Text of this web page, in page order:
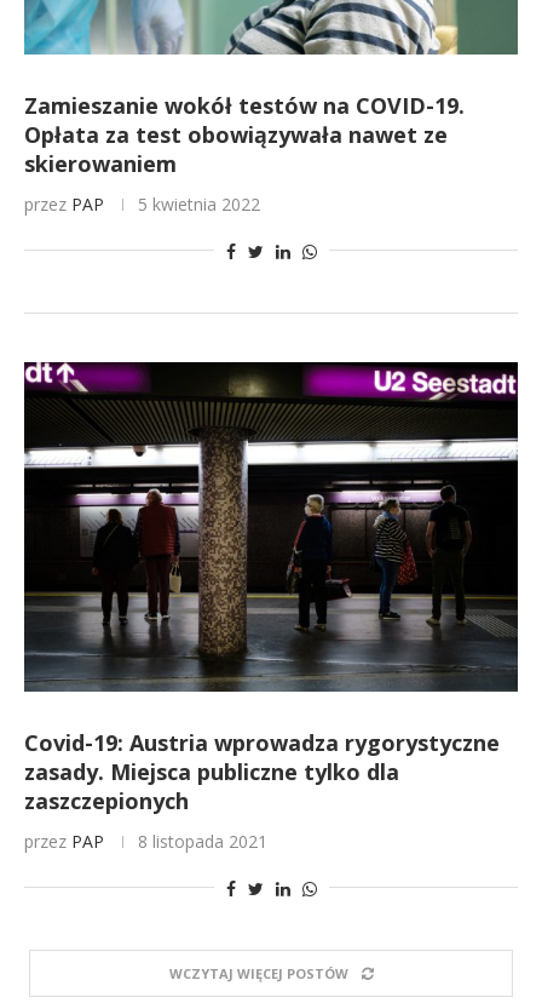
Zamieszanie wokół testów na COVID-19.
Opłata za test obowiązywała nawet ze
skierowaniem
przez PAP 5 kwietnia 2022
Covid-19: Austria wprowadza rygorystyczne
zasady. Miejsca publiczne tylko dla
zaszczepionych
przez PAP 8 listopada 2021
WCZYTAJ WIĘCEJ POSTÓW